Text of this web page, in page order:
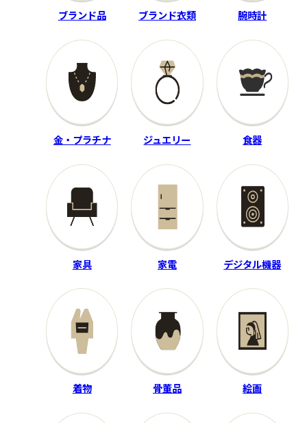
付属品：ベル付
その他詳細：オレンジ×レッ
ド GRX 2023年製 SIZE XS ヨ
ゴレ有
買取時期：2025年05月
程度：N
ドカバー付
その他詳細：フレックスS ロ
フト角10.5° Diamana T＋60
46.00インチ D5
買取時期：2025年07月
ホビー
クローバー
レコード
THE ROLLING STONES
ブランド品 ブランド衣類 腕時計
金・プラチナ ジュエリー 食器
家具 家電 デジタル機器
着物 骨董品 絵画